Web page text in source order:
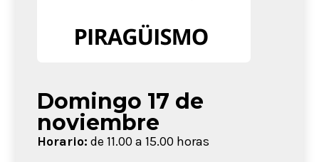
Domingo 17 de
noviembre
Horario: de 11.00 a 15.00 horas